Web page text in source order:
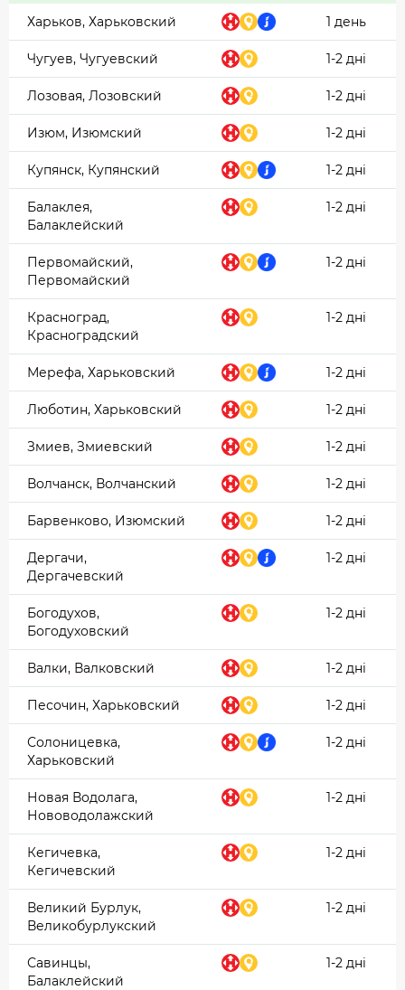
Харьков, Харьковский 1 день
Чугуев, Чугуевский 1-2 дні
Лозовая, Лозовский 1-2 дні
Изюм, Изюмский 1-2 дні
Купянск, Купянский 1-2 дні
Балаклея,
Балаклейский
1-2 дні
Первомайский,
Первомайский
1-2 дні
Красноград,
Красноградский
1-2 дні
Мерефа, Харьковский 1-2 дні
Люботин, Харьковский 1-2 дні
Змиев, Змиевский 1-2 дні
Волчанск, Волчанский 1-2 дні
Барвенково, Изюмский 1-2 дні
Дергачи,
Дергачевский
1-2 дні
Богодухов,
Богодуховский
1-2 дні
Валки, Валковский 1-2 дні
Песочин, Харьковский 1-2 дні
Солоницевка,
Харьковский
1-2 дні
Новая Водолага,
Нововодолажский
1-2 дні
Кегичевка,
Кегичевский
1-2 дні
Великий Бурлук,
Великобурлукский
1-2 дні
Савинцы,
Балаклейский
1-2 дні